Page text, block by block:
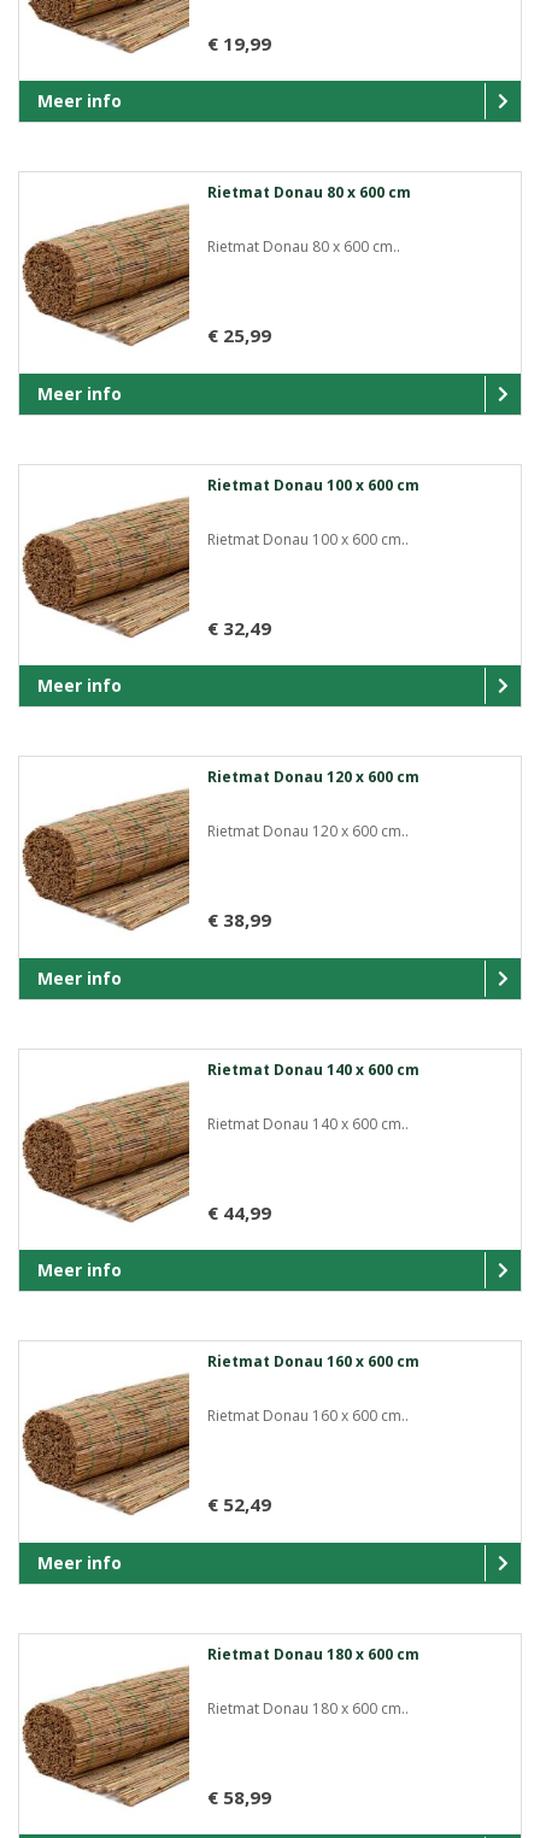
€ 19,99
Meer info
Rietmat Donau 80 x 600 cm
Rietmat Donau 80 x 600 cm..
€ 25,99
Meer info
Rietmat Donau 100 x 600 cm
Rietmat Donau 100 x 600 cm..
€ 32,49
Meer info
Rietmat Donau 120 x 600 cm
Rietmat Donau 120 x 600 cm..
€ 38,99
Meer info
Rietmat Donau 140 x 600 cm
Rietmat Donau 140 x 600 cm..
€ 44,99
Meer info
Rietmat Donau 160 x 600 cm
Rietmat Donau 160 x 600 cm..
€ 52,49
Meer info
Rietmat Donau 180 x 600 cm
Rietmat Donau 180 x 600 cm..
€ 58,99